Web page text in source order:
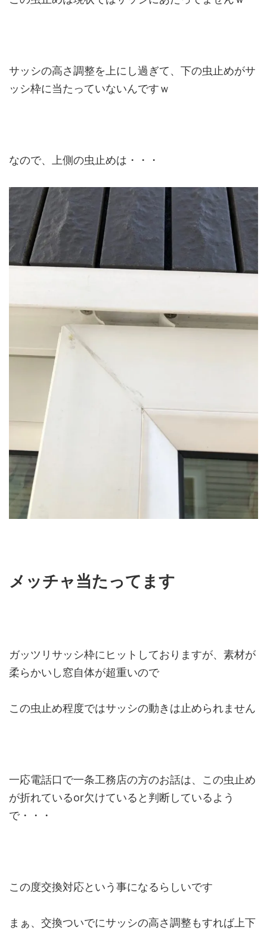
サッシの高さ調整を上にし過ぎて、下の虫止めがサ
ッシ枠に当たっていないんですｗ
なので、上側の虫止めは・・・
メッチャ当たってます
ガッツリサッシ枠にヒットしておりますが、素材が
柔らかいし窓自体が超重いので
この虫止め程度ではサッシの動きは止められません
一応電話口で一条工務店の方のお話は、この虫止め
が折れているor欠けていると判断しているよう
で・・・
この度交換対応という事になるらしいです
まぁ、交換ついでにサッシの高さ調整もすれば上下